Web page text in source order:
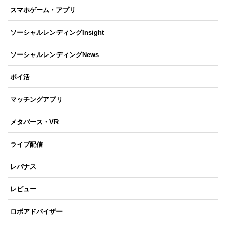
スマホゲーム・アプリ
ソーシャルレンディングInsight
ソーシャルレンディングNews
ポイ活
マッチングアプリ
メタバース・VR
ライブ配信
レバナス
レビュー
ロボアドバイザー